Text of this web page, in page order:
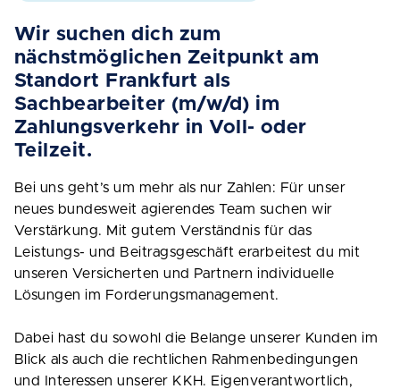
Wir suchen dich zum
nächstmöglichen Zeitpunkt am
Standort Frankfurt als
Sachbearbeiter (m/w/d) im
Zahlungsverkehr in Voll- oder
Teilzeit.
Bei uns geht’s um mehr als nur Zahlen: Für unser
neues bundesweit agierendes Team suchen wir
Verstärkung. Mit gutem Verständnis für das
Leistungs- und Beitragsgeschäft erarbeitest du mit
unseren Versicherten und Partnern individuelle
Lösungen im Forderungsmanagement.
Dabei hast du sowohl die Belange unserer Kunden im
Blick als auch die rechtlichen Rahmenbedingungen
und Interessen unserer KKH. Eigenverantwortlich,